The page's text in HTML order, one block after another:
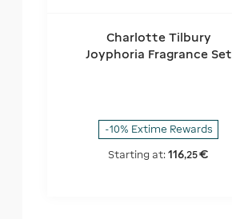
Charlotte Tilbury
Joyphoria Fragrance Set
-10% Extime Rewards
Starting at:116,25€